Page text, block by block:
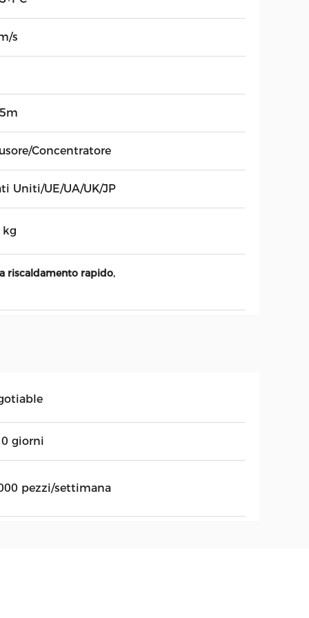
s
Concentratore
Uniti/UE/UA/UK/JP
kg
riscaldamento rapido,
giorni
pezzi/settimana